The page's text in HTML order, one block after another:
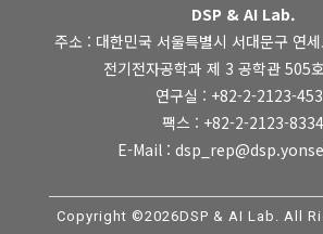
DSP & AI Lab.
주소 : 대한민국 서울특별시 서대문구 연
전기전자공학과 제 3 공학관 505
연구실 : +82-2-2123-
팩스 : +82-2-2123-8334
E-Mail :
Copyright ©2026DSP & AI Lab. All